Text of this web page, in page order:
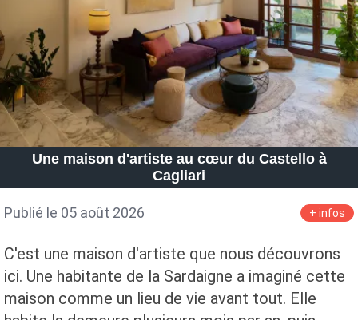
Une maison d'artiste au cœur du Castello à
Cagliari
Publié le 05 août 2026 + infos
C'est une maison d'artiste que nous découvrons
ici. Une habitante de la Sardaigne a imaginé cette
maison comme un lieu de vie avant tout. Elle